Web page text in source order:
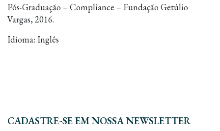
Pós-Graduação – Compliance – Fundação Getúlio
Vargas, 2016.
Idioma: Inglês
CADASTRE-SE EM NOSSA NEWSLETTER